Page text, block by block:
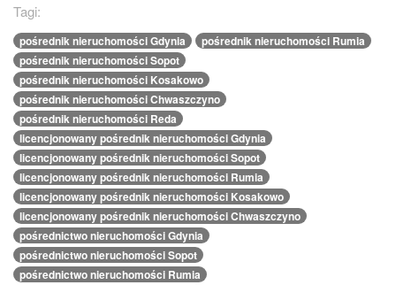
Tagi:
pośrednik nieruchomości Gdynia
pośrednik nieruchomości Rumia
pośrednik nieruchomości Sopot
pośrednik nieruchomości Kosakowo
pośrednik nieruchomości Chwaszczyno
pośrednik nieruchomości Reda
licencjonowany pośrednik nieruchomości Gdynia
licencjonowany pośrednik nieruchomości Sopot
licencjonowany pośrednik nieruchomości Rumia
licencjonowany pośrednik nieruchomości Kosakowo
licencjonowany pośrednik nieruchomości Chwaszczyno
pośrednictwo nieruchomości Gdynia
pośrednictwo nieruchomości Sopot
pośrednictwo nieruchomości Rumia